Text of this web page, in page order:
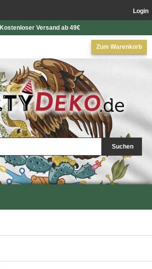
Suchen
Login
Zum Warenkorb
Kostenloser Versand ab 49€